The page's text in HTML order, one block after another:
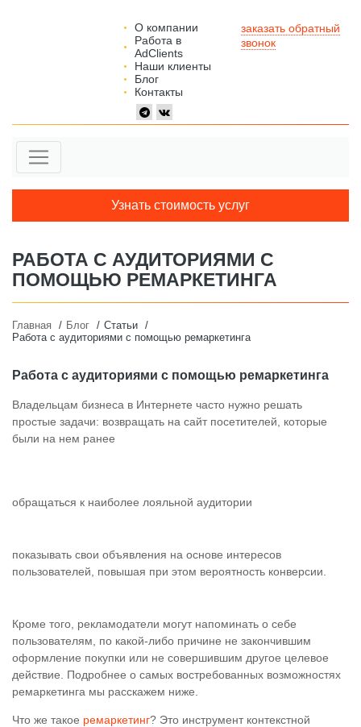
О компании
Работа в
AdClients
Наши клиенты
Блог
Контакты
заказать обратный
звонок
Узнать стоимость услуг
РАБОТА С АУДИТОРИЯМИ С
ПОМОЩЬЮ РЕМАРКЕТИНГА
Главная Блог
Статьи
Работа с аудиториями с помощью ремаркетинга
Работа с аудиториями с помощью ремаркетинга
Владельцам бизнеса в Интернете часто нужно решать
простые задачи: возвращать на сайт посетителей, которые
были на нем ранее
обращаться к наиболее лояльной аудитории
показывать свои объявления на основе интересов
пользователей, повышая при этом вероятность конверсии.
Кроме того, рекламодатели могут напоминать о себе
пользователям, по какой-либо причине не закончившим
оформление покупки или не совершившим другое целевое
действие. Подробнее о самых востребованных возможностях
ремаркетинга мы расскажем ниже.
Что же такое ремаркетинг? Это инструмент контекстной